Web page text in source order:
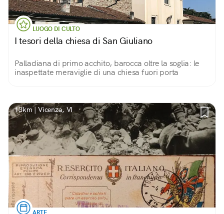
LUOGO DI CULTO
I tesori della chiesa di San Giuliano
Palladiana di primo acchito, barocca oltre la soglia: le
inaspettate meraviglie di una chiesa fuori porta
13km | Vicenza, VI